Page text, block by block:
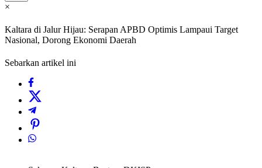
×
Kaltara di Jalur Hijau: Serapan APBD Optimis Lampaui Target
Nasional, Dorong Ekonomi Daerah
Sebarkan artikel ini